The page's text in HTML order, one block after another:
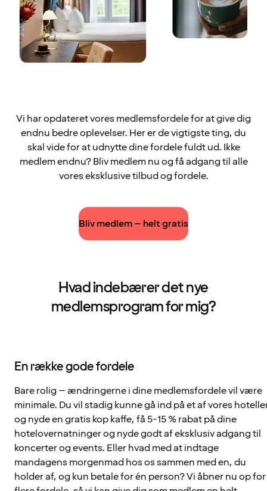
Vi har opdateret vores medlemsfordele for at give dig
endnu bedre oplevelser. Her er de vigtigste ting, du
skal vide for at udnytte dine fordele fuldt ud. Ikke
medlem endnu? Bliv medlem nu og få adgang til alle
vores eksklusive tilbud og fordele.
Bliv medlem – helt gratis
Hvad indebærer det nye
medlemsprogram for mig?
En række gode fordele
Bare rolig – ændringerne i dine medlemsfordele vil være
minimale. Du vil stadig kunne gå ind på et af vores
og nyde en gratis kop kaffe, få 5-15 % rabat på dine
hotelovernatninger og nyde godt af eksklusiv adgang til
koncerter og events. Eller hvad med at indtage
mandagens morgenmad hos os sammen med en, du
holder af, og kun betale for én person? Vi åbner nu op for